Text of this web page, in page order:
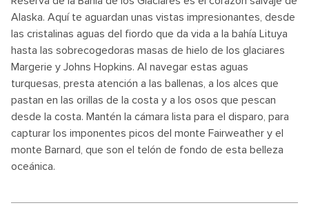
Alaska. Aquí te aguardan unas vistas impresionantes, desde
las cristalinas aguas del fiordo que da vida a la bahía Lituya
hasta las sobrecogedoras masas de hielo de los glaciares
Margerie y Johns Hopkins. Al navegar estas aguas
turquesas, presta atención a las ballenas, a los alces que
pastan en las orillas de la costa y a los osos que pescan
desde la costa. Mantén la cámara lista para el disparo, para
capturar los imponentes picos del monte Fairweather y el
monte Barnard, que son el telón de fondo de esta belleza
oceánica.